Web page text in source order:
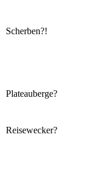
Scherben?!
Plateauberge?
Reisewecker?